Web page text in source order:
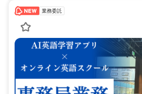
業務委託